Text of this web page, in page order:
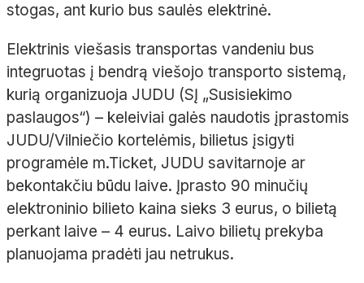
stogas, ant kurio bus saulės elektrinė.
Elektrinis viešasis transportas vandeniu bus
integruotas į bendrą viešojo transporto sistemą,
kurią organizuoja JUDU (SĮ „Susisiekimo
paslaugos“) – keleiviai galės naudotis įprastomis
JUDU/Vilniečio kortelėmis, bilietus įsigyti
programėle m.Ticket, JUDU savitarnoje ar
bekontakčiu būdu laive. Įprasto 90 minučių
elektroninio bilieto kaina sieks 3 eurus, o bilietą
perkant laive – 4 eurus. Laivo bilietų prekyba
planuojama pradėti jau netrukus.